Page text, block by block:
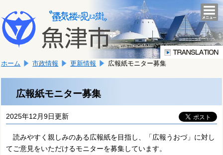
文
へ
移
ま
す。
こ
か
文
ホーム 市政情報 更新情報 広報紙モニター募集
広報紙モニター募集
2025年12月9日更新
読みやすく親しみのある広報紙を目指し、「広報うおづ」に対し
てご意見をいただけるモニターを募集しています。